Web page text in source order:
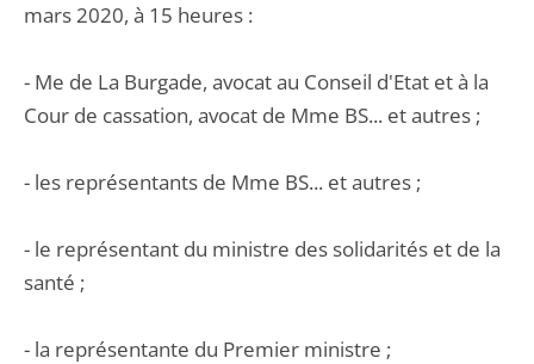
mars 2020, à 15 heures :
- Me de La Burgade, avocat au Conseil d'Etat et à la
Cour de cassation, avocat de Mme BS... et autres ;
- les représentants de Mme BS... et autres ;
- le représentant du ministre des solidarités et de la
santé ;
- la représentante du Premier ministre ;